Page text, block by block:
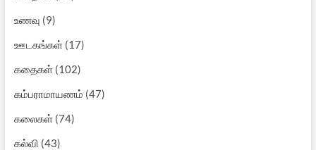
உணவு (9)
ஊடகங்கள்(17)
கதைகள்(102)
கம்பராமாயணம் (47)
கலைகள்(74)
கல்வி (43)